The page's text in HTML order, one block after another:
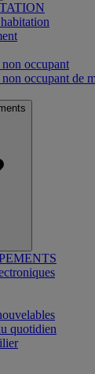
occupant
occupant de
quotidien